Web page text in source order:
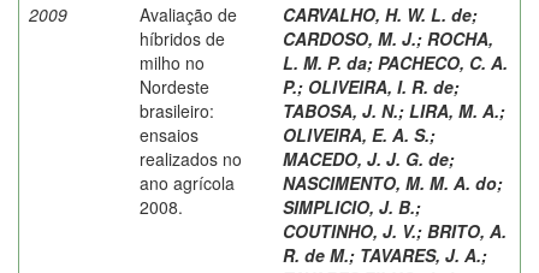
2009
Avaliação de
híbridos de
milho no
Nordeste
brasileiro:
ensaios
realizados no
ano agrícola
2008.
CARVALHO, H. W. L. de;
CARDOSO, M. J.; ROCHA,
L. M. P. da; PACHECO, C. A.
P.; OLIVEIRA, I. R. de;
TABOSA, J. N.; LIRA, M. A.;
OLIVEIRA, E. A. S.;
MACEDO, J. J. G. de;
NASCIMENTO, M. M. A. do;
SIMPLICIO, J. B.;
COUTINHO, J. V.; BRITO, A.
R. de M.; TAVARES, J. A.;